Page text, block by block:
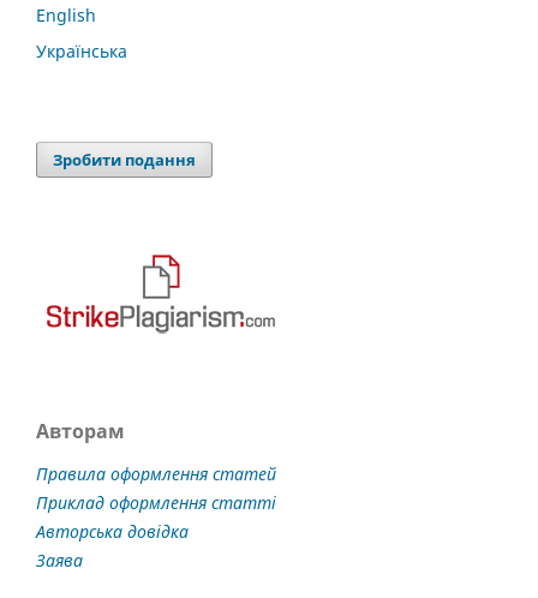
English
Українська
Зробити подання
Авторам
Правила оформлення статей
Приклад оформлення статті
Авторська довідка
Заява